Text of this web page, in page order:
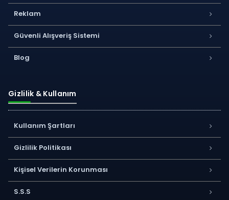
Reklam
Güvenli Alışveriş Sistemi
Blog
Gizlilik & Kullanım
Kullanım Şartları
Gizlilik Politikası
Kişisel Verilerin Korunması
S.S.S